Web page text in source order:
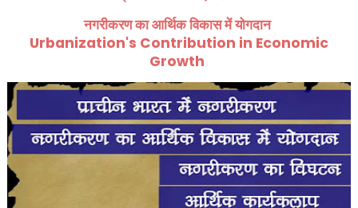
नगरीकरण का आर्थिक विकास में योगदान
Urbanization's Contribution in Economic
Growth